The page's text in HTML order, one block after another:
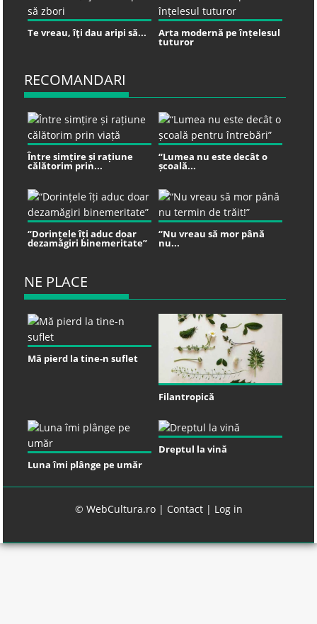
Te vreau, îţi dau aripi să... Arta modernă pe înțelesul
tuturor
RECOMANDARI
Între simțire și rațiune
călătorim prin...
“Lumea nu este decât o
școală...
“Dorințele îți aduc doar
dezamăgiri binemeritate”
“Nu vreau să mor până
nu...
NE PLACE
Mă pierd la tine-n suflet
Filantropică
Luna îmi plânge pe umăr
Dreptul la vină
© WebCultura.ro | Contact| Log in